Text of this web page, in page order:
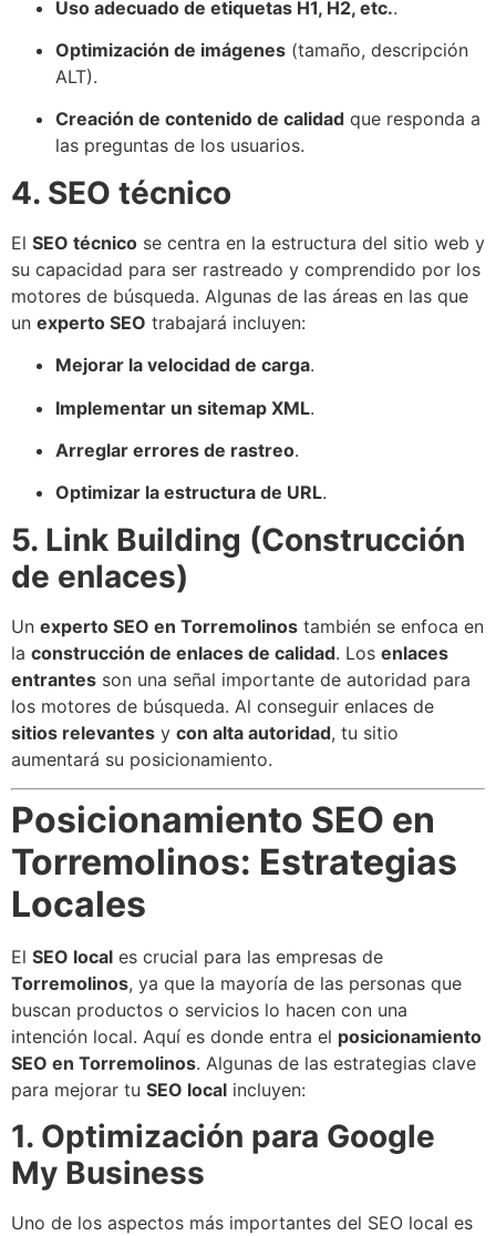
Uso adecuado de etiquetas H1, H2, etc..
Optimización de imágenes (tamaño, descripción
ALT).
Creación de contenido de calidad que responda a
las preguntas de los usuarios.
4. SEO técnico
El SEO técnico se centra en la estructura del sitio web y
su capacidad para ser rastreado y comprendido por los
motores de búsqueda. Algunas de las áreas en las que
un experto SEO trabajará incluyen:
Mejorar la velocidad de carga.
Implementar un sitemap XML.
Arreglar errores de rastreo.
Optimizar la estructura de URL.
5. Link Building (Construcción
de enlaces)
Un experto SEO en Torremolinos también se enfoca en
la construcción de enlaces de calidad. Los enlaces
entrantes son una señal importante de autoridad para
los motores de búsqueda. Al conseguir enlaces de
sitios relevantes y con alta autoridad, tu sitio
aumentará su posicionamiento.
Posicionamiento SEO en
Torremolinos: Estrategias
Locales
El SEO local es crucial para las empresas de
Torremolinos, ya que la mayoría de las personas que
buscan productos o servicios lo hacen con una
intención local. Aquí es donde entra el posicionamiento
SEO en Torremolinos. Algunas de las estrategias clave
para mejorar tu SEO local incluyen:
1. Optimización para Google
My Business
Uno de los aspectos más importantes del SEO local es